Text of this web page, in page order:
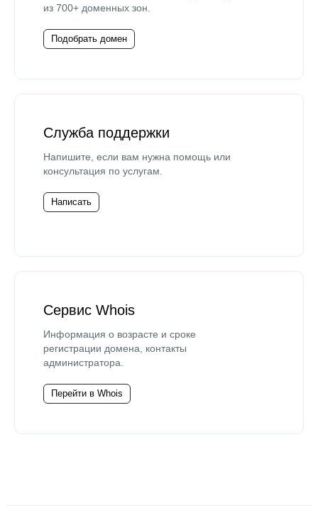
из 700+ доменных зон.
Подобрать домен
Служба поддержки
Напишите, если вам нужна помощь или
консультация по услугам.
Написать
Сервис Whois
Информация о возрасте и сроке
регистрации домена, контакты
администратора.
Перейти в Whois